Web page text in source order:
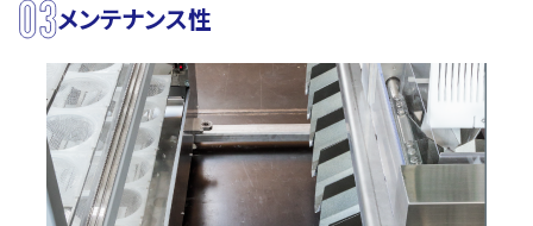
メンテナンス性